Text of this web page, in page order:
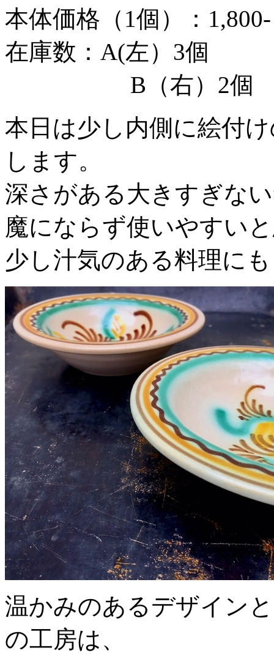
本体価格（1個）：
在庫数：A(左）3個
B（右）2個
本日は少し内側に絵付
します。
深さがある大きすぎな
魔にならず使いやすい
少し汁気のある料理に
温かみのあるデザイン
の工房は、